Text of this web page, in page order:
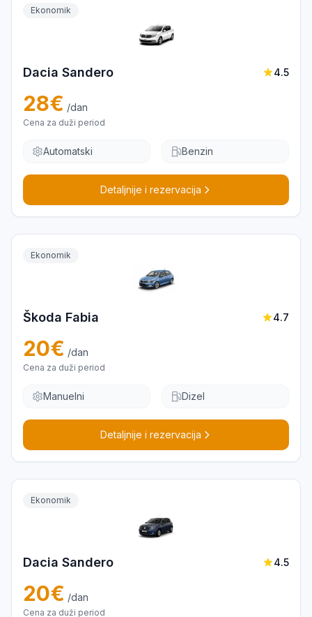
Ekonomik
Dacia Sandero 4.5
28€ /dan
Cena za duži period
Automatski Benzin
Detaljnije i rezervacija
Ekonomik
Škoda Fabia 4.7
20€ /dan
Cena za duži period
Manuelni Dizel
Detaljnije i rezervacija
Ekonomik
Dacia Sandero 4.5
20€ /dan
Cena za duži period